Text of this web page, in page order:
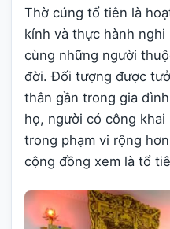
Thờ cúng tổ tiên là
kính và thực hành
cùng những người
đời. Đối tượng được
thân gần trong gia
họ, người có công
trong phạm vi rộng
cộng đồng xem là tổ